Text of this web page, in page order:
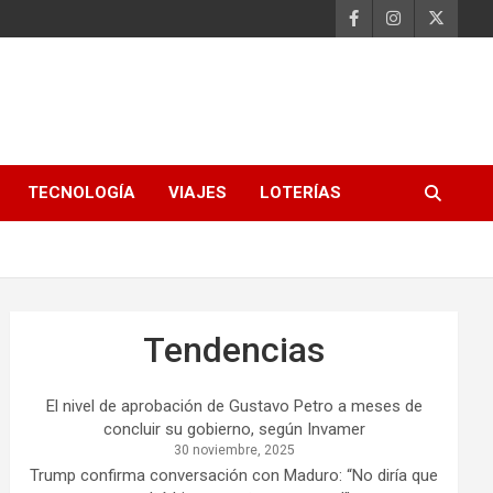
TECNOLOGÍA VIAJES LOTERÍAS
Tendencias
El nivel de aprobación de Gustavo Petro a meses de
concluir su gobierno, según Invamer
30 noviembre, 2025
Trump confirma conversación con Maduro: “No diría que